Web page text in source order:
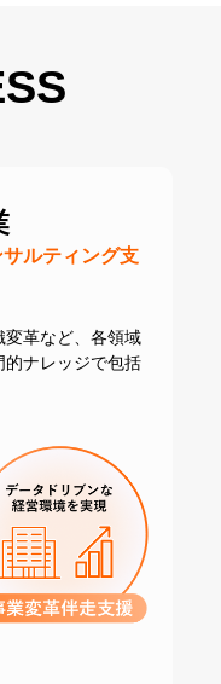
ルティング支
革など、 各領域
的ナレッジで包括